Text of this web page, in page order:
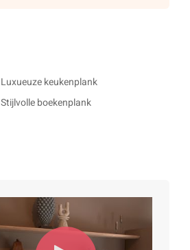
Luxueuze keukenplank
Stijlvolle boekenplank